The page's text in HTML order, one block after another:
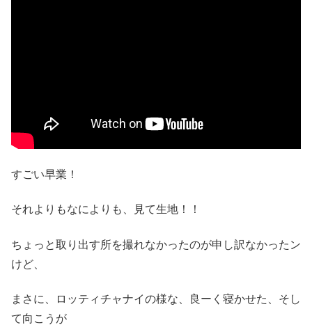
すごい早業！
それよりもなによりも、見て生地！！
ちょっと取り出す所を撮れなかったのが申し訳なかったン
けど、
まさに、ロッティチャナイの様な、良ーく寝かせた、そし
て向こうが